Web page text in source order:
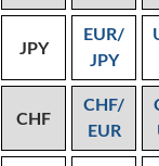
JPY
EUR/
JPY
CHF
CHF/
EUR